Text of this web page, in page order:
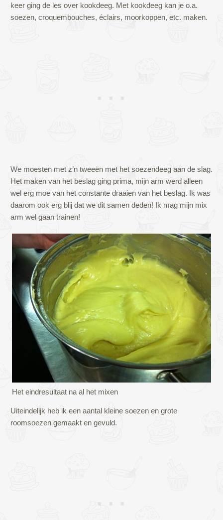
keer ging de les over kookdeeg. Met kookdeeg kan je o.a.
soezen, croquembouches, éclairs, moorkoppen, etc. maken.
We moesten met z’n tweeën met het soezendeeg aan de slag.
Het maken van het beslag ging prima, mijn arm werd alleen
wel erg moe van het constante draaien van het beslag. Ik was
daarom ook erg blij dat we dit samen deden! Ik mag mijn mix
arm wel gaan trainen!
Het eindresultaat na al het mixen
Uiteindelijk heb ik een aantal kleine soezen en grote
roomsoezen gemaakt en gevuld.